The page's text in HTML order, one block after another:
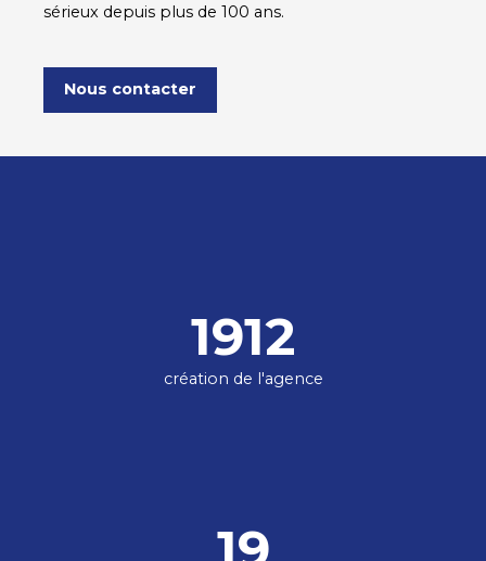
sérieux depuis plus de 100 ans.
Nous contacter
1912
création de l'agence